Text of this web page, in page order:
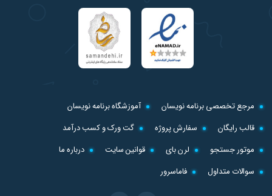
مرجع تخصصی برنامه نویسان
آموزشگاه برنامه نویسان
قالب رایگان
سفارش پروژه
گت ورک و کسب درآمد
موتور جستجو
لرن بای قوانین سایت
درباره ما
سوالات متداول
فاماسرور